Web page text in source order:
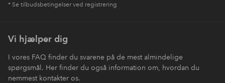
* Se tilbudsbetingelser ved registrering
Vi hjælper dig
I vores FAQ finder du svarene på de mest almindelige
spørgsmål. Her finder du også information om, hvordan du
nemmest kontakter os.